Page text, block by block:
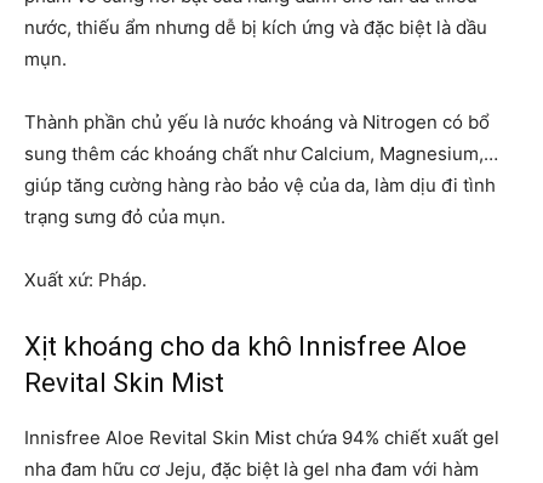
nước, thiếu ẩm nhưng dễ bị kích ứng và đặc biệt là dầu
mụn.
Thành phần chủ yếu là nước khoáng và Nitrogen có bổ
sung thêm các khoáng chất như Calcium, Magnesium,…
giúp tăng cường hàng rào bảo vệ của da, làm dịu đi tình
trạng sưng đỏ của mụn.
Xuất xứ: Pháp.
Xịt khoáng cho da khô Innisfree Aloe
Revital Skin Mist
Innisfree Aloe Revital Skin Mist chứa 94% chiết xuất gel
nha đam hữu cơ Jeju, đặc biệt là gel nha đam với hàm